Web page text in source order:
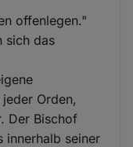
offenlegen."
sich das
Orden,
Der Bischof
innerhalb seiner